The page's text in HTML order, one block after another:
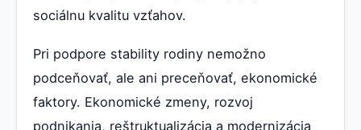
sociálnu kvalitu vzťahov.
Pri podpore stability rodiny nemožno
podceňovať, ale ani preceňovať, ekonomické
faktory. Ekonomické zmeny, rozvoj
podnikania, reštruktualizácia a modernizácia